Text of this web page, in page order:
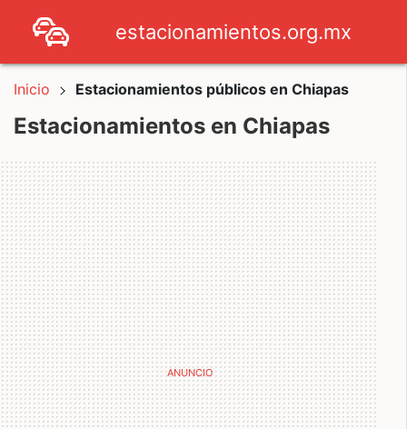
estacionamientos.org.mx
Inicio Estacionamientos públicos en Chiapas
Estacionamientos en Chiapas